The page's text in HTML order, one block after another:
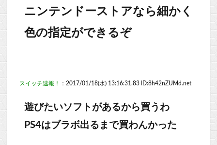
ニンテンドーストアなら細かく
色の指定ができるぞ
スイッチ速報！ ：2017/01/18(水) 13:16:31.83 ID:8h42nZUMd.net
遊びたいソフトがあるから買うわ
PS4はブラボ出るまで買わんかった